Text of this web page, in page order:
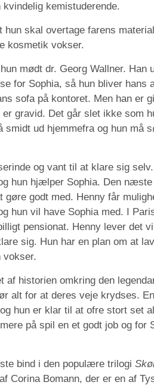
kemistuderende.
hun skal overtage farens
kosmetik vokser.
mødt dr. Georg Wallner. Han
for Sophia, så hun bliver hans
sofa på kontoret. Men han er
gravid. Det går slet ikke som
smidt ud hjemmefra og hun må
og vant til at klare sig
hun hjælper Sophia. Den
gøre godt med. Henny får
hun vil have Sophia med. I
pensionat. Henny lever det
sig. Hun har en plan om at
vokser.
af historien omkring den
alt for at deres veje krydses.
hun er klar til at ofre stort set
på spil en et godt job og for
bind i den populære trilogi
Corina Bomann, der er en af